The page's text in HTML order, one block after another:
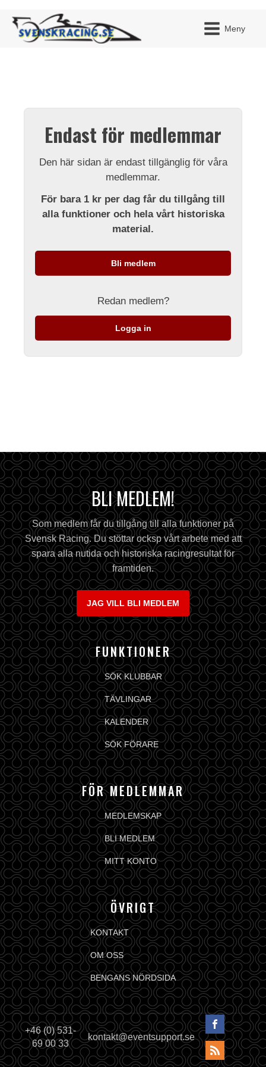
Meny
Endast för medlemmar
Den här sidan är endast tillgänglig för våra
medlemmar.
För bara 1 kr per dag får du tillgång till
alla funktioner och hela vårt historiska
material.
Bli medlem
Redan medlem?
Logga in
BLI MEDLEM!
Som medlem får du tillgång till alla funktioner på
Svensk Racing. Du stöttar ocksp vårt arbete med att
spara alla nutida och historiska racingresultat för
framtiden.
JAG VILL BLI MEDLEM
FUNKTIONER
SÖK KLUBBAR
TÄVLINGAR
KALENDER
SÖK FÖRARE
FÖR MEDLEMMAR
MEDLEMSKAP
BLI MEDLEM
MITT KONTO
ÖVRIGT
KONTAKT
OM OSS
BENGANS NÖRDSIDA
+46 (0) 531-
69 00 33
kontakt@eventsupport.se